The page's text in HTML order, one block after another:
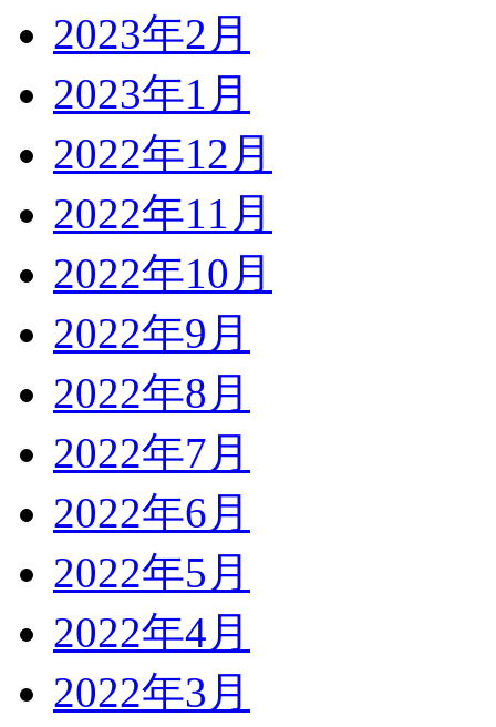
2023年2月
2023年1月
2022年12月
2022年11月
2022年10月
2022年9月
2022年8月
2022年7月
2022年6月
2022年5月
2022年4月
2022年3月